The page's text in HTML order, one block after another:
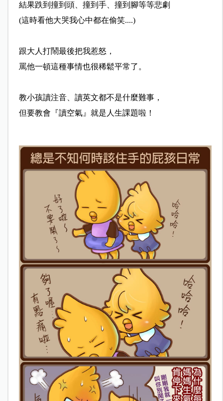
結果跌到撞到頭、撞到手、撞到腳等等悲劇
(這時看他大哭我心中都在偷笑....)
跟大人打鬧最後把我惹怒，
罵他一頓這種事情也很稀鬆平常了。
教小孩讀注音、讀英文都不是什麼難事，
但要教會『讀空氣』就是人生課題啦！